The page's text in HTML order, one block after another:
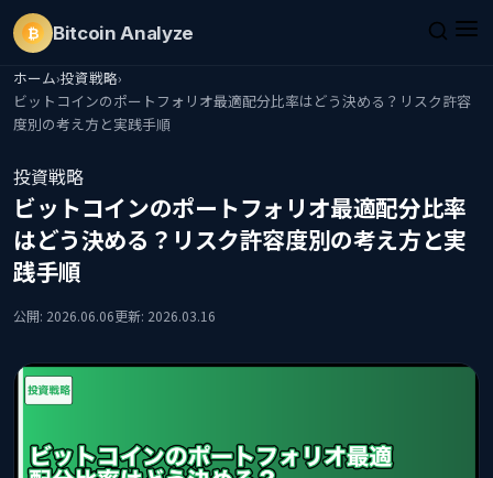
₿ Bitcoin Analyze
ホーム›投資戦略›
ビットコインのポートフォリオ最適配分比率はどう決める？リスク許容
度別の考え方と実践手順
投資戦略
ビットコインのポートフォリオ最適配分比率
はどう決める？リスク許容度別の考え方と実
践手順
公開: 2026.06.06更新: 2026.03.16